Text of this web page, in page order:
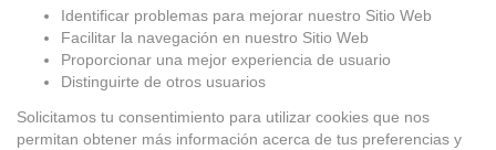
Identificar problemas para mejorar nuestro Sitio Web
Facilitar la navegación en nuestro Sitio Web
Proporcionar una mejor experiencia de usuario
Distinguirte de otros usuarios
Solicitamos tu consentimiento para utilizar cookies que nos
permitan obtener más información acerca de tus preferencias y